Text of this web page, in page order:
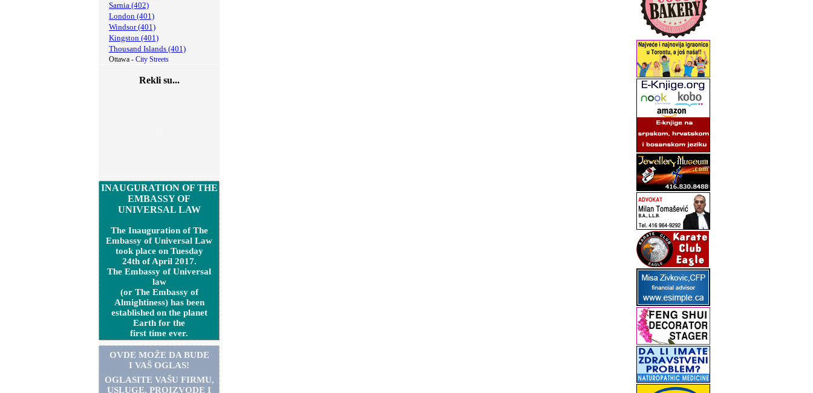
Sarnia (402)
London (401)
Windsor (401)
Kingston (401)
Thousand Islands (401)
Ottawa - City Streets
Rekli su...
INAUGURATION OF THE
EMBASSY OF
UNIVERSAL LAW
The Inauguration of The
Embassy of Universal Law
took place on Tuesday
24th of April 2017.
The Embassy of Universal
law
(or The Embassy of
Almightiness) has been
established on the planet
Earth for the
first time ever.
OVDE MOŽE DA BUDE
I VAŠ OGLAS!
OGLASITE VAŠU FIRMU,
USLUGE, PROIZVODE I